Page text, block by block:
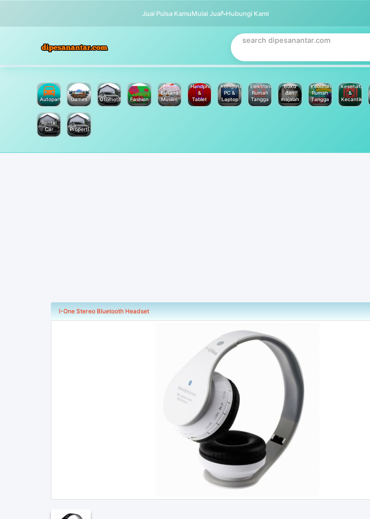
Jual Pulsa KamuMulai Jual Hubungi Kami
Autoparts Games Otomotif Fashion
Busana
Muslim
Handphone
&
Tablet
Komputer
PC &
Laptop
Elektronik
Rumah
Tangga
Buku
dan
majalah
Kebutuhan
Rumah
Tangga
kesehatan
&
Kecantikan
Rental
Car
Properti
I-One Stereo Bluetooth Headset